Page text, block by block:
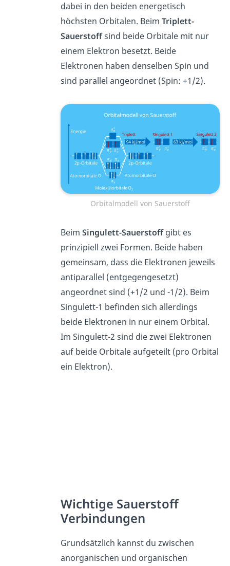
dabei in den beiden energetisch
höchsten Orbitalen. Beim Triplett-
Sauerstoffsind beide Orbitale mit nur
einem Elektron besetzt. Beide
Elektronen haben denselben Spin und
sind parallel angeordnet (Spin: +1/2).
Orbitalmodell von Sauerstoff
Beim Singulett-Sauerstoffgibt es
prinzipiell zwei Formen. Beide haben
gemeinsam, dass die Elektronen jeweils
antiparallel (entgegengesetzt)
angeordnet sind (+1/2 und -1/2). Beim
Singulett-1 befinden sich allerdings
beide Elektronen in nur einem Orbital.
Im Singulett-2 sind die zwei Elektronen
auf beide Orbitale aufgeteilt (pro Orbital
ein Elektron).
Wichtige Sauerstoff
Verbindungen
Grundsätzlich kannst du zwischen
anorganischen und organischen